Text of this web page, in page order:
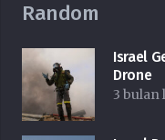
Random
Israel
Drone
3 bulan